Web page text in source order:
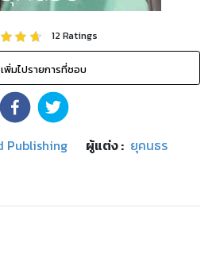
12Ratings
เพิ่มไปรายการที่ชอบ
Publishing ผู้แต่ง : ยุคนธร